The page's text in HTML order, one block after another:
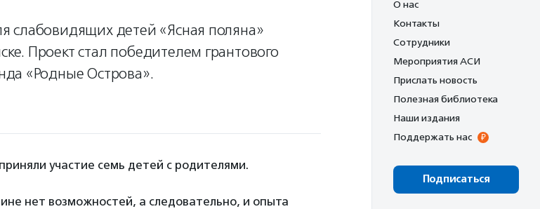
слабовидящих детей «Ясная поляна»
Проект стал победителем грантового
«Родные Острова».
участие семь детей с родителями.
нет возможностей, а следовательно, и опыта
О нас
Контакты
Сотрудники
Мероприятия АСИ
Прислать новость
Полезная библиотека
Наши издания
Поддержать нас
Подписаться